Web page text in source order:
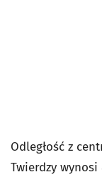
Odległość z
Twierdzy